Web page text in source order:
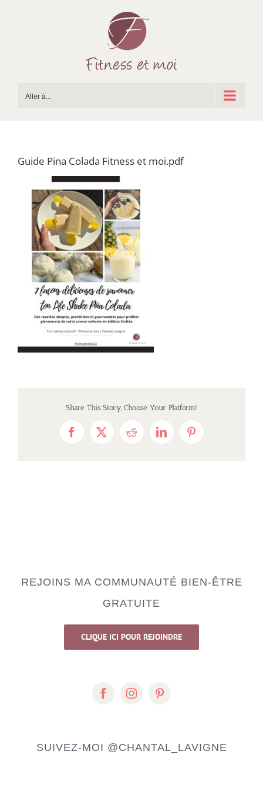
Aller à...
Guide Pina Colada Fitness et moi.pdf
Share This Story, Choose Your Platform!
Facebook
X RedditLinkedInPinterest
REJOINS MA COMMUNAUTÉ BIEN-ÊTRE
GRATUITE
CLIQUE ICI POUR REJOINDRE
SUIVEZ-MOI @CHANTAL_LAVIGNE